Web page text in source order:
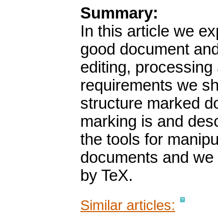
Summary:
In this article we
good document
editing,
requirements we
structure marked
marking is and
the tools for
documents and
by TeX.
Similar articles: